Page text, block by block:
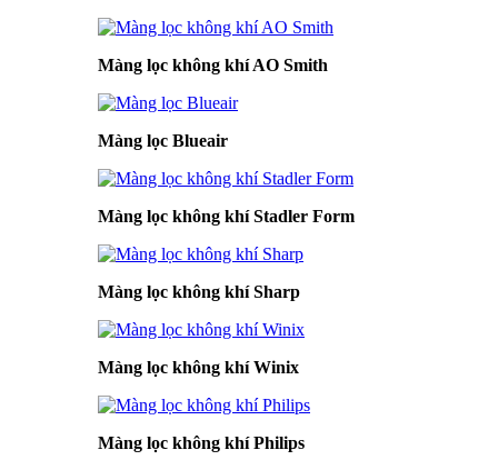
Màng lọc không khí AO Smith
Màng lọc Blueair
Màng lọc không khí Stadler Form
Màng lọc không khí Sharp
Màng lọc không khí Winix
Màng lọc không khí Philips